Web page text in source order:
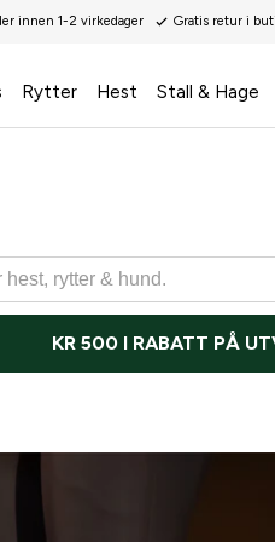
innen 1-2 virkedager Gratis retur i
Rytter Hest Stall & Hage
KR 500 I RABATT PÅ